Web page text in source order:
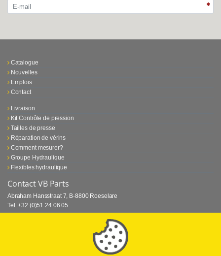
Catalogue
Nouvelles
Emplois
Contact
Livraison
Kit Contrôle de pression
Tailles de presse
Réparation de vérins
Comment mesurer?
Groupe Hydraulique
Flexibles hydraulique
Contact VB Parts
Abraham Hansstraat 7, B-8800 Roeselare
Tel. +32 (0)51 24 06 05
⏳ Dernier mois de promotion Webtec!
Promotion Webtec Equipements De Test Portatifs